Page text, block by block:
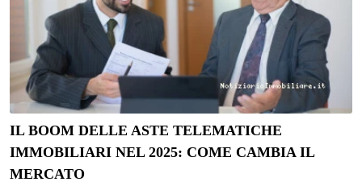
IL BOOM DELLE ASTE TELEMATICHE
IMMOBILIARI NEL 2025: COME CAMBIA IL
MERCATO